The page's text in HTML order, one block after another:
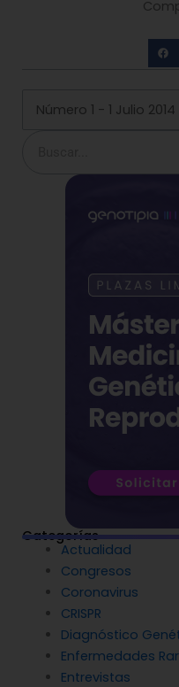
Categorías
Actualidad
Congresos
Coronavirus
CRISPR
Diagnóstico
Enfermedades
Entrevistas